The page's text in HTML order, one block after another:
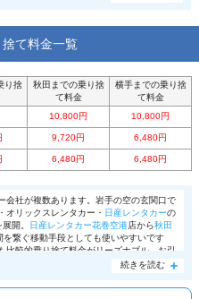
タカーを探す
て料金一覧
り捨
秋田までの乗り捨
て料金
横手までの乗り捨
て料金
10,800円 10,800円
9,720円 6,480円
6,480円 6,480円
会社が複数あります。岩手の空の玄関口で
オリックスレンタカー・ 日産レンタカーの
開。
日産レンタカー花巻空港店から秋田
繋ぐ移動手段としても使いやすいです
比較的乗り捨て料金がリーズナブル。お引
ックしてみてください。また、盛岡市方面
め、このエリアの片道ドライブを検討中な
続きを読む